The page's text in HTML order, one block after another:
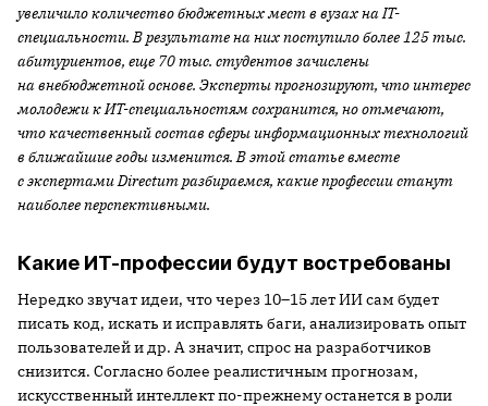
увеличило количество бюджетных мест в вузах на IT-
специальности. В результате на них поступило более 125 тыс.
абитуриентов, еще 70 тыс. студентов зачислены
на внебюджетной основе. Эксперты прогнозируют, что интерес
молодежи к ИТ-специальностям сохранится, но отмечают,
что качественный состав сферы информационных технологий
в ближайшие годы изменится. В этой статье вместе
с экспертами Directum разбираемся, какие профессии станут
наиболее перспективными.
Какие ИТ-профессии будут востребованы
Нередко звучат идеи, что через 10–15 лет ИИ сам будет
писать код, искать и исправлять баги, анализировать опыт
пользователей и др. А значит, спрос на разработчиков
снизится. Согласно более реалистичным прогнозам,
искусственный интеллект по-прежнему останется в роли